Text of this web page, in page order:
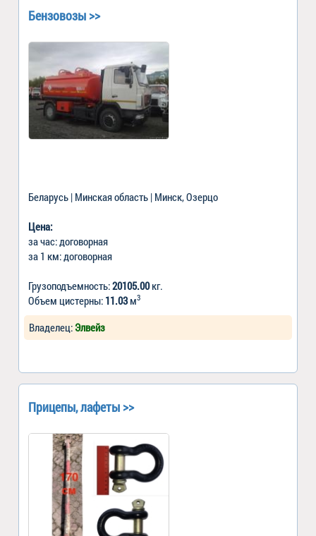
Бензовозы >>
Беларусь | Минская область | Минск, Озерцо
Цена:
за час: договорная
за 1 км: договорная
Грузоподъемность:20105.00кг.
Объем цистерны: 11.03м3
Владелец: Элвейз
Прицепы, лафеты >>